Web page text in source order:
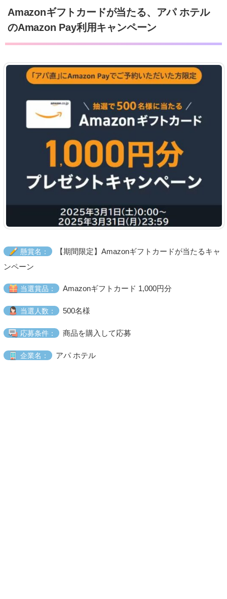
Amazonギフトカードが当たる、アパ ホテル
のAmazon Pay利用キャンペーン
懸賞名：
【期間限定】Amazonギフトカードが当たるキャ
ンペーン
当選賞品： Amazonギフトカード 1,000円分
当選人数： 500名様
応募条件： 商品を購入して応募
企業名： アパ ホテル